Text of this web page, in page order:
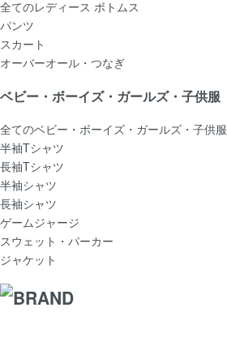
全てのレディース ボトムス
パンツ
スカート
オーバーオール・つなぎ
ベビー・ボーイズ・ガールズ・子供服
全てのベビー・ボーイズ・ガールズ・子供服
半袖Tシャツ
長袖Tシャツ
半袖シャツ
長袖シャツ
ゲームジャージ
スウェット・パーカー
ジャケット